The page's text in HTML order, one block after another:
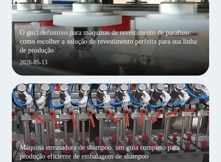
2026-05-13
O guia definitivo para máquinas de revestimento de parafuso:
como escolher a solução de revestimento perfeita para sua linha
de produção
Máquina envasadora de shampoo: um guia completo para
produção eficiente de embalagens de shampoo